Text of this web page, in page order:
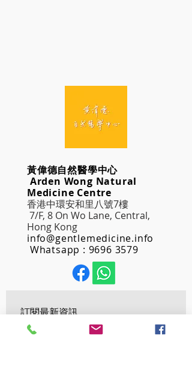
黃偉德自然醫學中心
Arden Wong Natural
Medicine Centre
香港中環安和里八號7樓
7/F, 8 On Wo Lane, Central,
Hong Kong
info@gentlemedicine.info
Whatsapp : 9696 3579
訂閱最新資訊
Email